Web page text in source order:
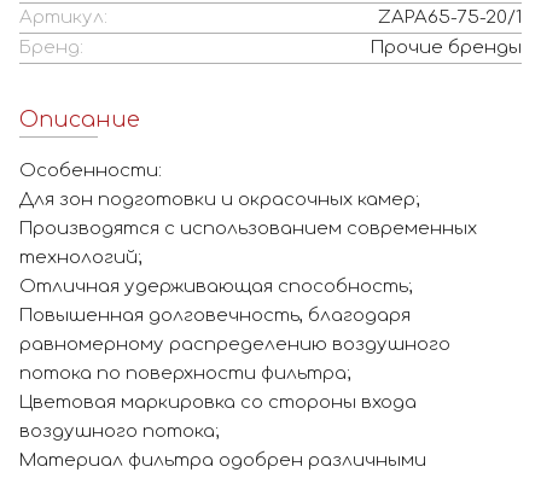
Артикул:
ZAPA65-75-20/1
Бренд:
Прочие бренды
Описание
Особенности:
Для зон подготовки и окрасочных камер;
Производятся с использованием современных
технологий;
Отличная удерживающая способность;
Повышенная долговечность, благодаря
равномерному распределению воздушного
потока по поверхности фильтра;
Цветовая маркировка со стороны входа
воздушного потока;
Материал фильтра одобрен различными